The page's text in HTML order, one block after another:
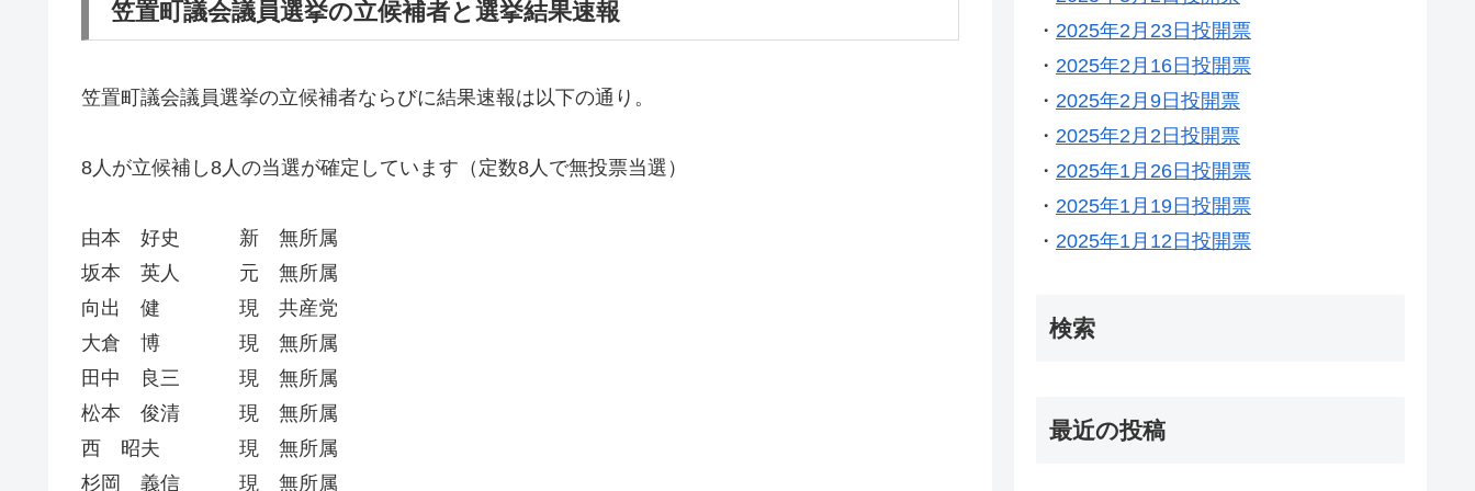
笠置町議会議員選挙の立候補者と選挙結果速報
笠置町議会議員選挙の立候補者ならびに結果速報は以下の通り。
8人が立候補し8人の当選が確定しています（定数8人で無投票当選）
由本 好史 新 無所属
坂本 英人 元 無所属
向出 健 現 共産党
大倉 博 現 無所属
田中 良三 現 無所属
松本 俊清 現 無所属
西 昭夫 現 無所属
杉岡 義信 現 無所属
・ 2025年2月23日投開票
・ 2025年2月16日投開票
・ 2025年2月9日投開票
・ 2025年2月2日投開票
・ 2025年1月26日投開票
・ 2025年1月19日投開票
・ 2025年1月12日投開票
検索
最近の投稿